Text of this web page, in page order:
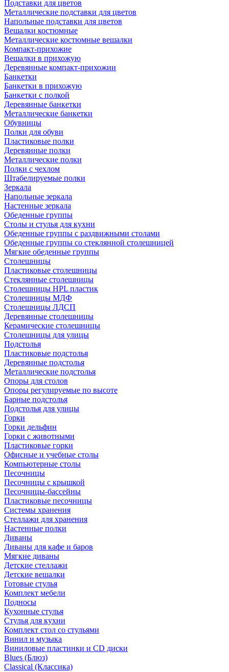
Подставки для цветов
Металлические подставки для цветов
Напольные подставки для цветов
Вешалки костюмные
Металлические костюмные вешалки
Компакт-прихожие
Вешалки в прихожую
Деревянные компакт-прихожии
Банкетки
Банкетки в прихожую
Банкетки с полкой
Деревянные банкетки
Металлические банкетки
Обувницы
Полки для обуви
Пластиковые полки
Деревянные полки
Металлические полки
Полки с чехлом
Штабелируемые полки
Зеркала
Напольные зеркала
Настенные зеркала
Обеденные группы
Столы и стулья для кухни
Обеденные группы с раздвижными столами
Обеденные группы со стеклянной столешницей
Мягкие обеденные группы
Столешницы
Пластиковые столешницы
Стеклянные столешницы
Столешницы HPL пластик
Столешницы МДФ
Столешницы ЛДСП
Деревянные столешницы
Керамические столешницы
Столешницы для улицы
Подстолья
Пластиковые подстолья
Деревянные подстолья
Металлические подстолья
Опоры для столов
Опоры регулируемые по высоте
Барные подстолья
Подстолья для улицы
Горки
Горки дельфин
Горки с животными
Пластиковые горки
Офисные и учебные столы
Компьютерные столы
Песочницы
Песочницы с крышкой
Песочницы-бассейны
Пластиковые песочницы
Системы хранения
Стеллажи для хранения
Настенные полки
Диваны
Диваны для кафе и баров
Мягкие диваны
Детские стеллажи
Детские вешалки
Готовые стулья
Комплект мебели
Подносы
Кухонные стулья
Стулья для кухни
Комплект стол со стульями
Винил и музыка
Виниловые пластинки и CD диски
Blues (Блюз)
Classical (Классика)